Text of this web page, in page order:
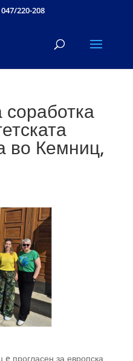
220-208
во Кемниц,
прогласен за европска